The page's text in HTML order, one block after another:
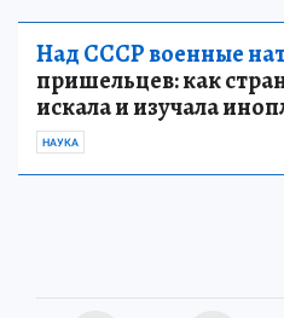
Над СССР военные
пришельцев: как
искала и изучала
НАУКА